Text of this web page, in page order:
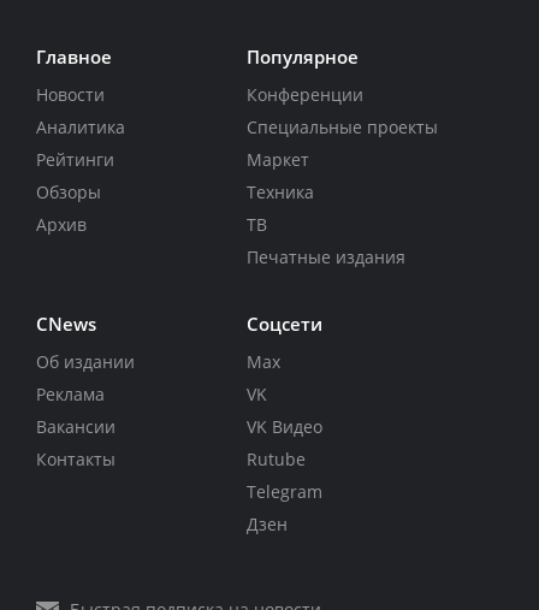
Главное
Новости
Аналитика
Рейтинги
Обзоры
Архив
Популярное
Конференции
Специальные проекты
Маркет
Техника
ТВ
Печатные издания
CNews
Об издании
Реклама
Вакансии
Контакты
Соцсети
Max
VK
VK Видео
Rutube
Telegram
Дзен